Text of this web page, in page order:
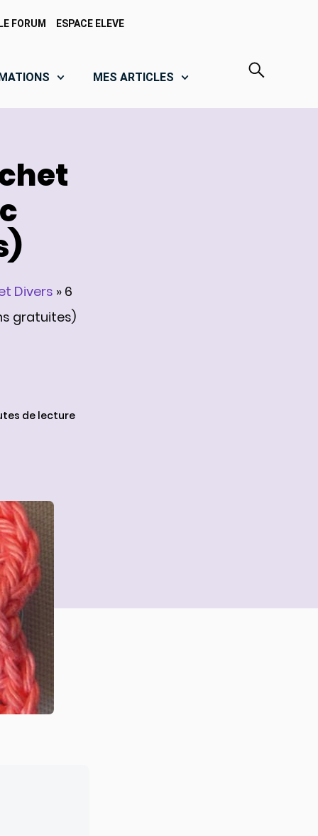
FORUM ESPACE ELEVE
MES ARTICLES
Divers » 6
gratuites)
de lecture